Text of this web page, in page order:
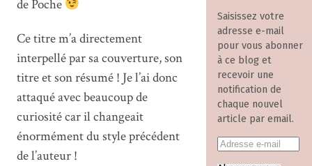
Saisissez votre
adresse e-mail
pour vous abonner
à ce blog et
recevoir une
notification de
chaque nouvel
article par email.
de Poche
Ce titre m’a directement
interpellé par sa couverture, son
titre et son résumé ! Je l’ai donc
attaqué avec beaucoup de
curiosité car il changeait
énormément du style précédent
de l’auteur !